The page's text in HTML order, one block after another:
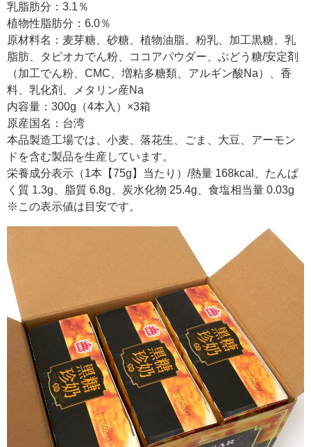
乳脂肪分：3.1％
植物性脂肪分：6.0％
原材料名：麦芽糖、砂糖、植物油脂、粉乳、加工黒糖、乳
脂肪、タピオカでん粉、ココアパウダー、ぶどう糖/安定剤
（加工でん粉、CMC、増粘多糖類、アルギン酸Na）、香
料、乳化剤、メタリン産Na
内容量：300g（4本入）×3箱
原産国名：台湾
本品製造工場では、小麦、落花生、ごま、大豆、アーモン
ドを含む製品を生産しています。
栄養成分表示（1本【75g】当たり）/熱量 168kcal、たんぱ
く質 1.3g、脂質 6.8g、炭水化物 25.4g、食塩相当量 0.03g
※この表示値は目安です。